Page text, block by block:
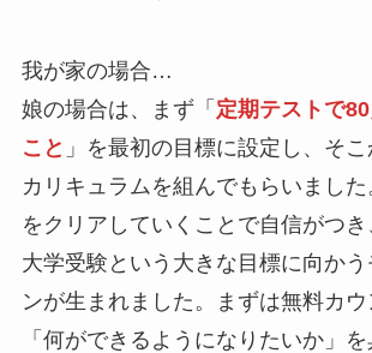
我が家の場合…
娘の場合は、まず「 定期テストで
こと 」を最初の目標に設定し、そ
カリキュラムを組んでもらいまし
をクリアしていくことで自信がつ
大学受験という大きな目標に向かう
ンが生まれました。まずは無料カ
「何ができるようになりたいか」